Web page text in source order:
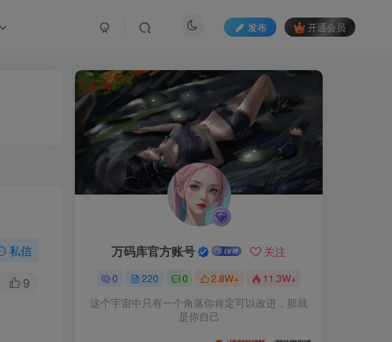
发布 开通会员
私信
9
万码库官方账号 关注
0 220 0 2.8W+ 11.3W+
这个宇宙中只有一个角落你肯定可以改进，那就
是你自己